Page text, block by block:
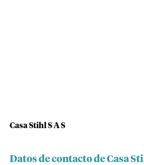
Casa Stihl S A S
Datos de contacto de Casa